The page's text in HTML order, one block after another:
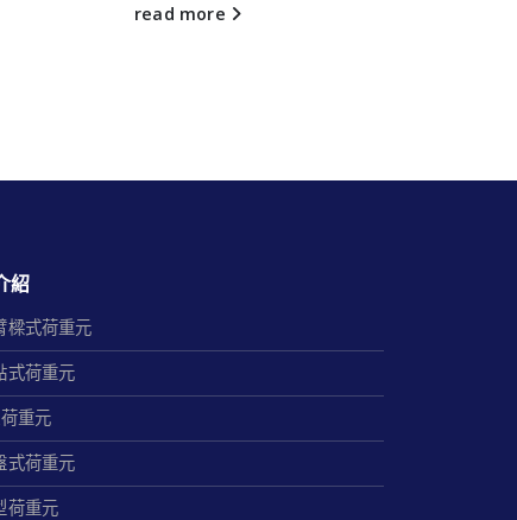
read more
紹
樑式荷重元
式荷重元
重元
式荷重元
荷重元